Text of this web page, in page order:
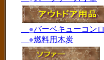
●バーベキューコンロ
●燃料用木炭